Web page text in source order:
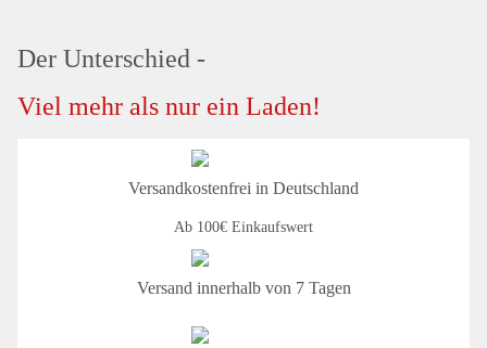
Der Unterschied -
Viel mehr als nur ein Laden!
Versandkostenfrei in Deutschland
Ab 100€ Einkaufswert
Versand innerhalb von 7 Tagen